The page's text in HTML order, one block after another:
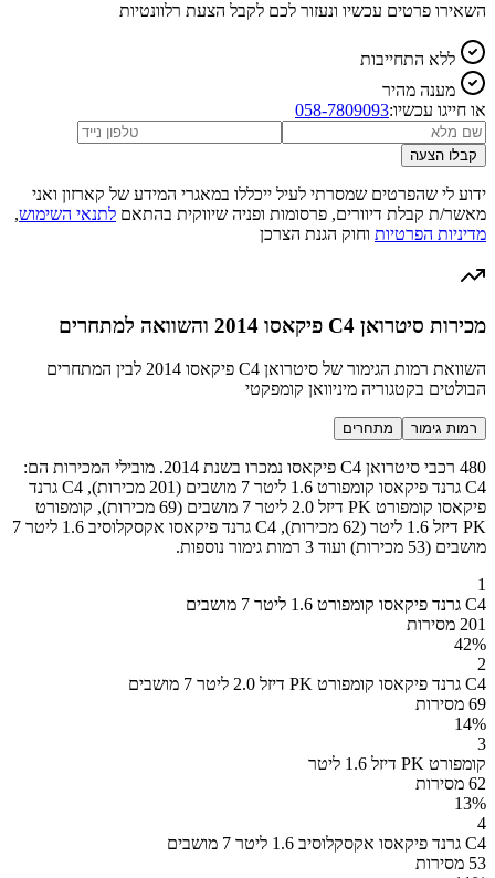
השאירו פרטים עכשיו ונעזור לכם לקבל הצעת רלוונטיות
ללא התחייבות
מענה מהיר
או חייגו עכשיו:058-7809093
קבלו הצעה
ידוע לי שהפרטים שמסרתי לעיל ייכללו במאגרי המידע של קארזון ואני
מאשר/ת קבלת דיוורים, פרסומות ופניה שיווקית בהתאם לתנאי השימוש,
מדיניות הפרטיות וחוק הגנת הצרכן
מכירות סיטרואן C4 פיקאסו 2014 והשוואה למתחרים
השוואת רמות הגימור של סיטרואן C4 פיקאסו 2014 לבין המתחרים
הבולטים בקטגוריה מיניוואן קומפקטי
רמות גימור מתחרים
480 רכבי סיטרואן C4 פיקאסו נמכרו בשנת 2014. מובילי המכירות הם:
C4 גרנד פיקאסו קומפורט 1.6 ליטר 7 מושבים (201 מכירות), C4 גרנד
פיקאסו קומפורט PK דיזל 2.0 ליטר 7 מושבים (69 מכירות), קומפורט
PK דיזל 1.6 ליטר (62 מכירות), C4 גרנד פיקאסו אקסקלוסיב 1.6 ליטר 7
מושבים (53 מכירות) ועוד 3 רמות גימור נוספות.
1
C4 גרנד פיקאסו קומפורט 1.6 ליטר 7 מושבים
201 מסירות
42%
2
C4 גרנד פיקאסו קומפורט PK דיזל 2.0 ליטר 7 מושבים
69 מסירות
14%
3
קומפורט PK דיזל 1.6 ליטר
62 מסירות
13%
4
C4 גרנד פיקאסו אקסקלוסיב 1.6 ליטר 7 מושבים
53 מסירות